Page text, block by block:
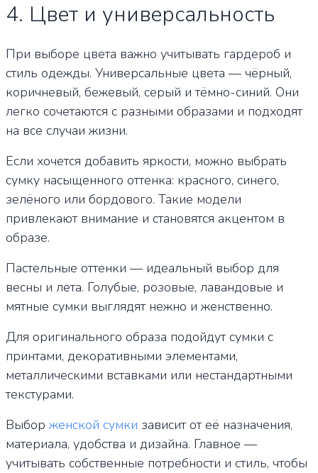
4. Цвет и универсальность
При выборе цвета важно учитывать гардероб и
стиль одежды. Универсальные цвета — чёрный,
коричневый, бежевый, серый и тёмно-синий. Они
легко сочетаются с разными образами и подходят
на все случаи жизни.
Если хочется добавить яркости, можно выбрать
сумку насыщенного оттенка: красного, синего,
зелёного или бордового. Такие модели
привлекают внимание и становятся акцентом в
образе.
Пастельные оттенки — идеальный выбор для
весны и лета. Голубые, розовые, лавандовые и
мятные сумки выглядят нежно и женственно.
Для оригинального образа подойдут сумки с
принтами, декоративными элементами,
металлическими вставками или нестандартными
текстурами.
Выбор женской сумки зависит от её назначения,
материала, удобства и дизайна. Главное —
учитывать собственные потребности и стиль, чтобы